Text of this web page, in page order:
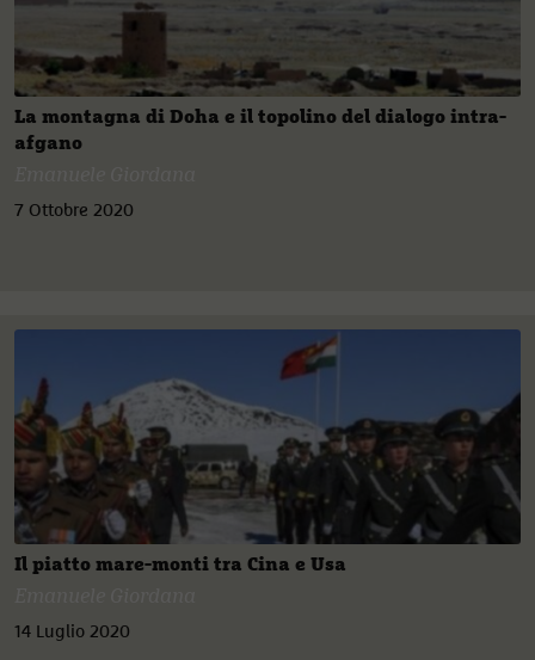
La montagna di Doha e il topolino del dialogo intra-
afgano
7 Ottobre 2020
Il piatto mare-monti tra Cina e Usa
14 Luglio 2020